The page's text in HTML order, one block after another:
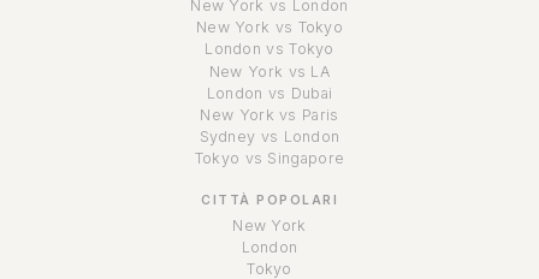
New York vs London
New York vs Tokyo
London vs Tokyo
New York vs LA
London vs Dubai
New York vs Paris
Sydney vs London
Tokyo vs Singapore
CITTÀ POPOLARI
New York
London
Tokyo